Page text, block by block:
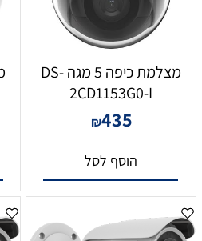
מצלמת כיפה 5 מגה DS-
2CD1153G0-I
₪435
הוסף לסל